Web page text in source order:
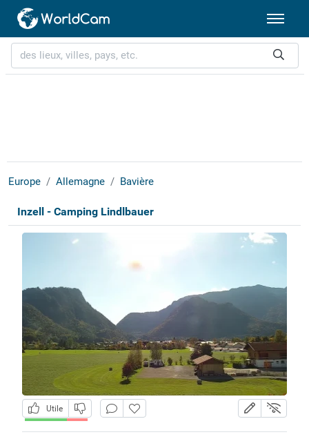
Europe Allemagne Bavière
Inzell - Camping Lindlbauer
Utile